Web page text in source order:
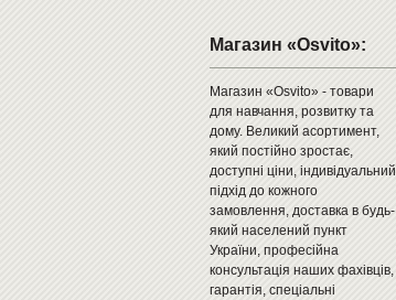
Магазин «Osvito»:
Магазин «Osvito» - товари
для навчання, розвитку та
дому. Великий асортимент,
який постійно зростає,
доступні ціни, індивідуальний
підхід до кожного
замовлення, доставка в будь-
який населений пункт
України, професійна
консультація наших фахівців,
гарантія, спеціальні